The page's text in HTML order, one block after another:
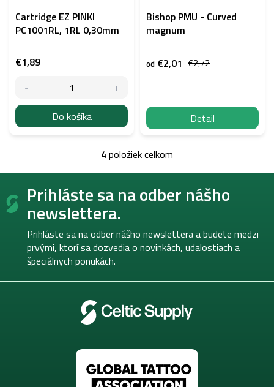
Cartridge EZ PINKI
PC1001RL, 1RL 0,30mm
€1,89
Do košíka
Bishop PMU - Curved
magnum
€2,72
od €2,01
Detail
O
v
á
d
c
i
e
v
y
v
p
s
u
4položiek celkom
Z
Prihláste sa na odber nášho
newslettera.
Prihláste sa na odber nášho newslettera a budete medzi
prvými, ktorí sa dozvedia o novinkách, udalostiach a
špeciálnych ponukách.